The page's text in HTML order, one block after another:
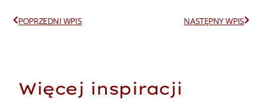
Prev
POPRZEDNI WPIS NASTĘPNY WPISNext
Więcej inspiracji